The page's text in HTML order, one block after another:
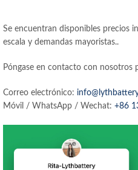
Se encuentran disponibles precios
escala y demandas mayoristas..
Póngase en contacto con nosotros
Correo electrónico:
Móvil / WhatsApp / Wechat: +86